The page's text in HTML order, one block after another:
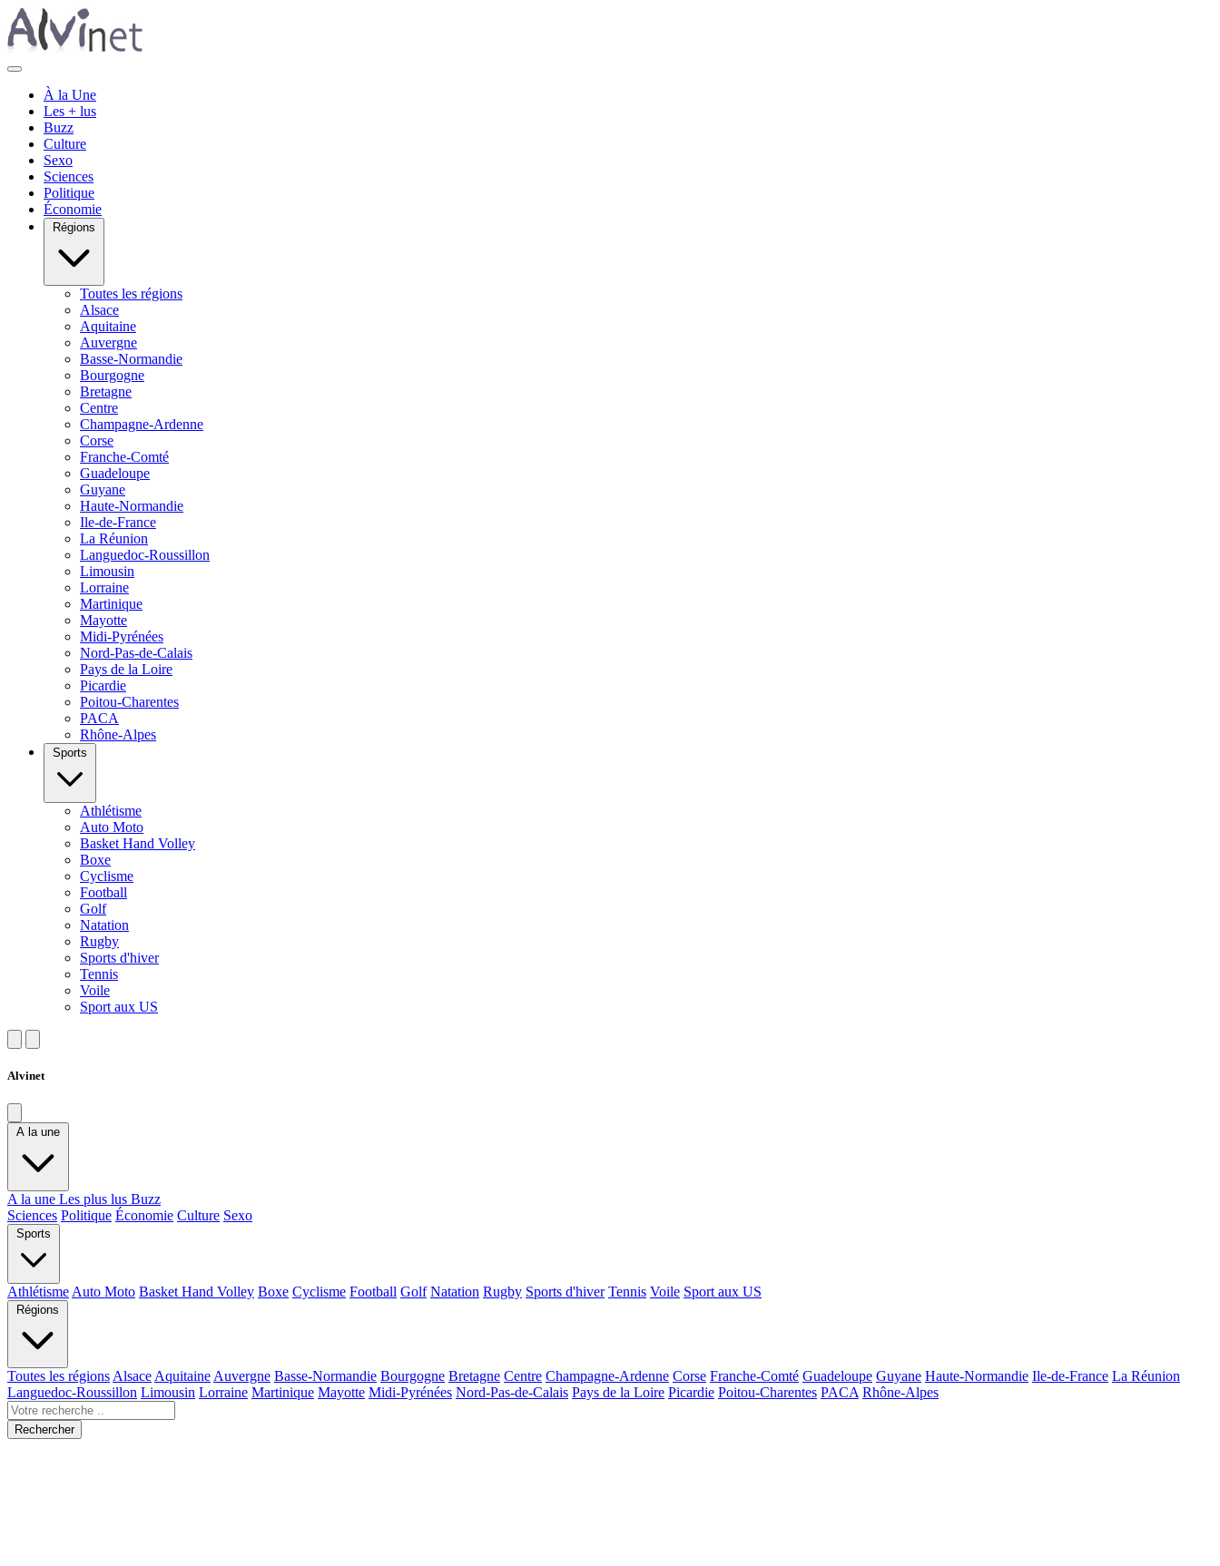
À la Une
Les + lus
Buzz
Culture
Sexo
Sciences
Politique
Économie
Régions
Toutes les régions
Alsace
Aquitaine
Auvergne
Basse-Normandie
Bourgogne
Bretagne
Centre
Champagne-Ardenne
Corse
Franche-Comté
Guadeloupe
Guyane
Haute-Normandie
Ile-de-France
La Réunion
Languedoc-Roussillon
Limousin
Lorraine
Martinique
Mayotte
Midi-Pyrénées
Nord-Pas-de-Calais
Pays de la Loire
Picardie
Poitou-Charentes
PACA
Rhône-Alpes
Sports
Athlétisme
Auto Moto
Basket Hand Volley
Boxe
Cyclisme
Football
Golf
Natation
Rugby
Sports d'hiver
Tennis
Voile
Sport aux US
Alvinet
A la une
A la une Les plus lus Buzz
Sciences Politique Économie Culture Sexo
Sports
Athlétisme Auto Moto Basket Hand Volley Boxe Cyclisme Football Golf Natation Rugby Sports d'hiver Tennis Voile Sport aux US
Régions
Toutes les régions Alsace Aquitaine Auvergne Basse-Normandie Bourgogne Bretagne Centre Champagne-Ardenne Corse Franche-Comté Guadeloupe Guyane Haute-Normandie Ile-de-France La Réunion
Languedoc-Roussillon Limousin Lorraine Martinique Mayotte Midi-Pyrénées Nord-Pas-de-Calais Pays de la Loire Picardie Poitou-Charentes PACA Rhône-Alpes
Rechercher